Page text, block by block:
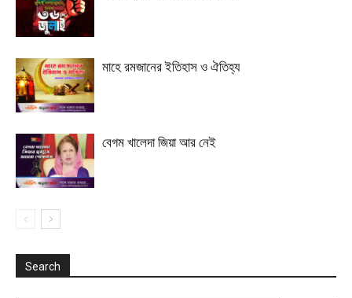
মাহে রমজানের ইতিহাস ও ঐতিহ্য
বেগম খালেদা জিয়া আর নেই
Search